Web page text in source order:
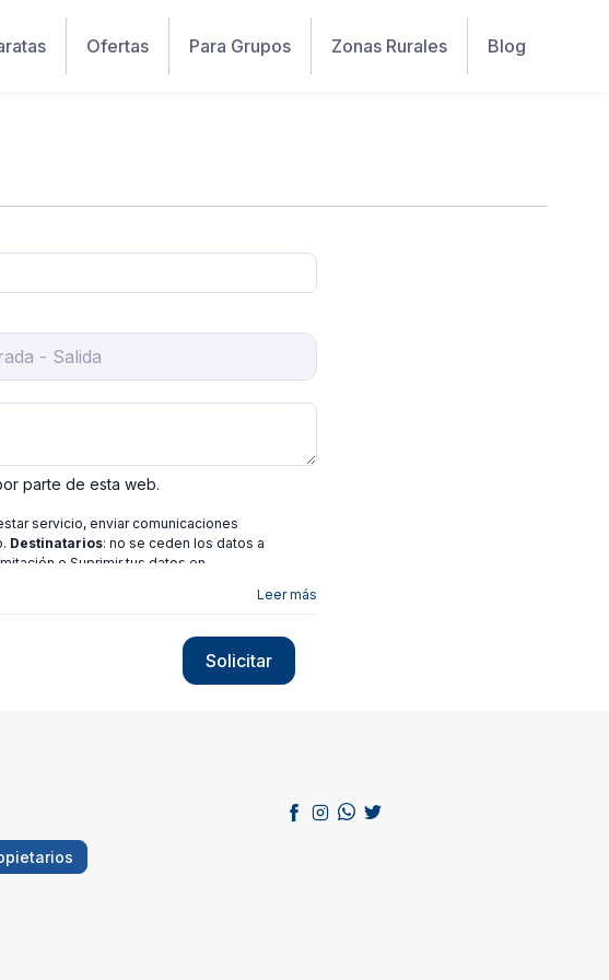
Ofertas Para Grupos Zonas Rurales Blog
parte de esta web.
servicio, enviar comunicaciones
Destinatarios: no se ceden los datos a
o Suprimir tus datos en
Leer más
Solicitar